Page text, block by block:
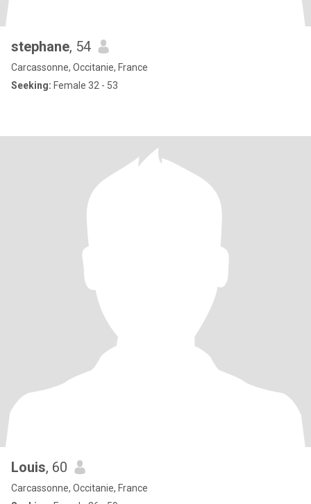
stephane, 54
Carcassonne, Occitanie, France
Seeking: Female 32 - 53
Louis, 60
Carcassonne, Occitanie, France